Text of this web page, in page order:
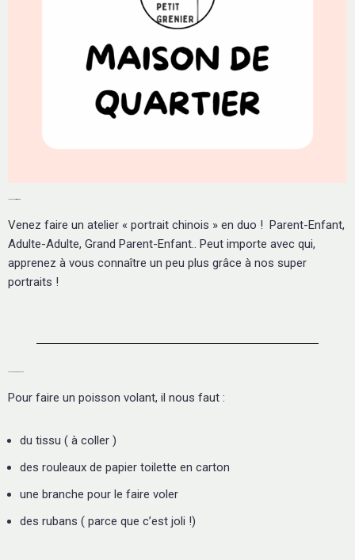
Venez faire un atelier « portrait chinois » en duo ! Parent-Enfant,
Adulte-Adulte, Grand Parent-Enfant.. Peut importe avec qui,
apprenez à vous connaître un peu plus grâce à nos super
portraits !
Pour faire un poisson volant, il nous faut :
du tissu ( à coller )
des rouleaux de papier toilette en carton
une branche pour le faire voler
des rubans ( parce que c’est joli !)